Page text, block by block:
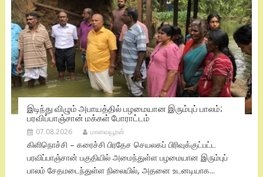
இடிந்து விழும் அபாயத்தில் பழமையான இரும்புப் பாலம்;
பரவிப்பாஞ்சான் மக்கள் போராட்டம்
07.08.2026 மாவையூரன்
கிளிநொச்சி – கரைச்சி பிரதேச செயலகப் பிரிவுக்குட்பட்ட
பரவிப்பாஞ்சான் பகுதியில் அமைந்துள்ள பழமையான இரும்புப்
பாலம் சேதமடைந்துள்ள நிலையில், அதனை உடனடியாக...